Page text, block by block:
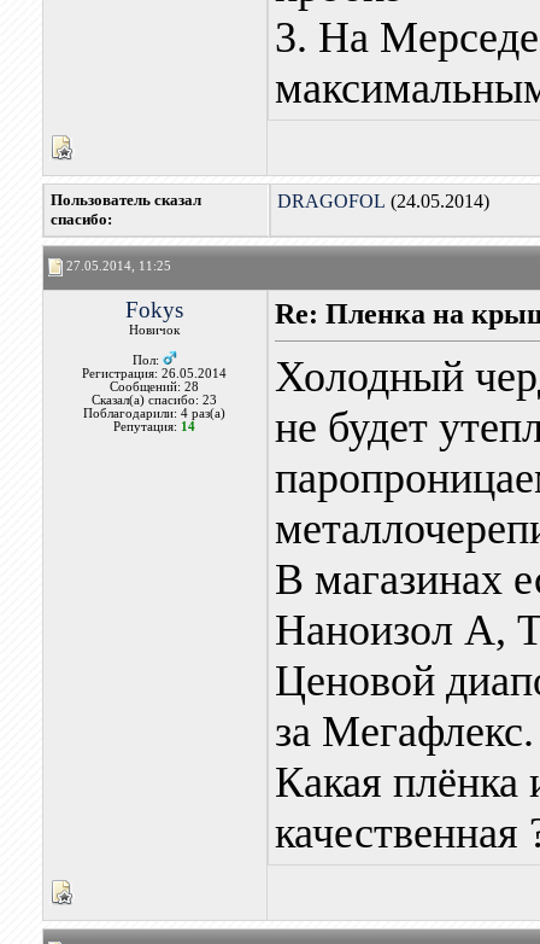
3. На
Пользователь сказал
cпасибо:
DRAGOFOL (24.05.2014)
27.05.2014, 11:25
Fokys
Новичок
Пол:
Регистрация: 26.05.2014
Сообщений: 28
Сказал(а) спасибо: 23
Поблагодарили: 4 раз(а)
Репутация: 14
Re: Пленка на
Холодный
не будет
В магазинах
Наноизол А,
Ценовой
за Мегафлекс.
Какая плёнка
качественная